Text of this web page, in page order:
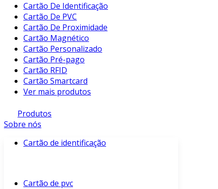
Cartão De Identificação
Cartão De PVC
Cartão De Proximidade
Cartão Magnético
Cartão Personalizado
Cartão Pré-pago
Cartão RFID
Cartão Smartcard
Ver mais produtos
Produtos
Sobre nós
Cartão de identificação
Cartão de pvc